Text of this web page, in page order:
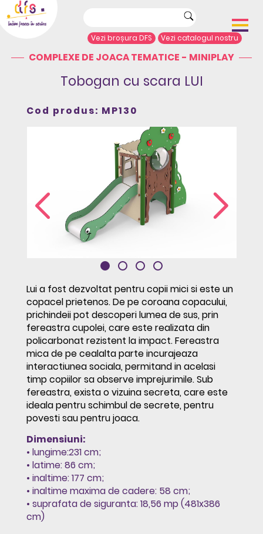
Vezi broșura DFS Vezi catalogul nostru
Acasă
Despre noi
Echipamente de joacă
Contact
COMPLEXE DE JOACA TEMATICE - MINIPLAY
Tobogan cu scara LUI
Cod produs: MP130
Lui a fost dezvoltat pentru copii mici si este un
copacel prietenos. De pe coroana copacului,
prichindeii pot descoperi lumea de sus, prin
fereastra cupolei, care este realizata din
policarbonat rezistent la impact. Fereastra
mica de pe cealalta parte incurajeaza
interactiunea sociala, permitand in acelasi
timp copiilor sa observe imprejurimile. Sub
fereastra, exista o vizuina secreta, care este
ideala pentru schimbul de secrete, pentru
povesti sau pentru joaca.
Dimensiuni:
• lungime:231 cm;
• latime: 86 cm;
• inaltime: 177 cm;
• inaltime maxima de cadere: 58 cm;
• suprafata de siguranta: 18,56 mp (481x386
cm)